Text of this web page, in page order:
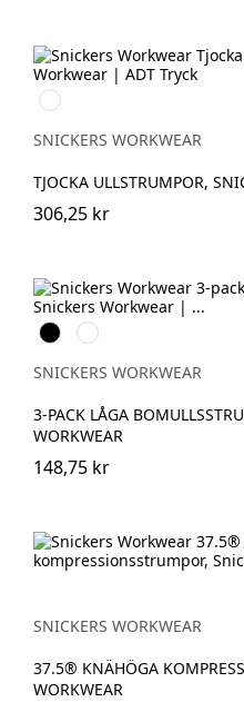
Svart/Stålgrå
SNICKERS WORKWEAR
TJOCKA ULLSTRUMPOR,
306,25 kr
Svart Vit
SNICKERS WORKWEAR
3-PACK LÅGA
WORKWEAR
148,75 kr
SNICKERS WORKWEAR
37.5® KNÄHÖGA
WORKWEAR